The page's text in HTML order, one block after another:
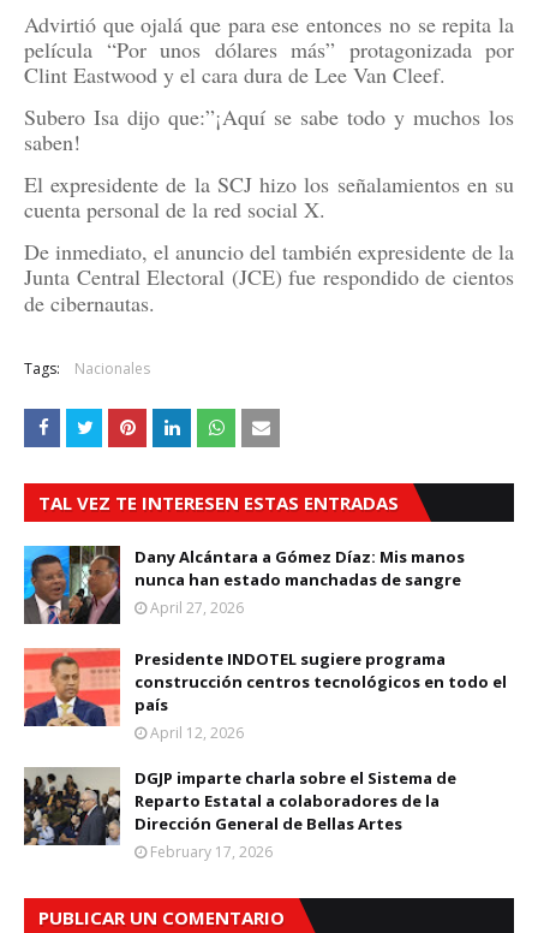
Advirtió que ojalá que para ese entonces no se repita la
película “Por unos dólares más” protagonizada por
Clint Eastwood y el cara dura de Lee Van Cleef.
Subero Isa dijo que:”¡Aquí se sabe todo y muchos los
saben!
El expresidente de la SCJ hizo los señalamientos en su
cuenta personal de la red social X.
De inmediato, el anuncio del también expresidente de la
Junta Central Electoral (JCE) fue respondido de cientos
de cibernautas.
Tags: Nacionales
TAL VEZ TE INTERESEN ESTAS ENTRADAS
Dany Alcántara a Gómez Díaz: Mis manos
nunca han estado manchadas de sangre
April 27, 2026
Presidente INDOTEL sugiere programa
construcción centros tecnológicos en todo el
país
April 12, 2026
DGJP imparte charla sobre el Sistema de
Reparto Estatal a colaboradores de la
Dirección General de Bellas Artes
February 17, 2026
PUBLICAR UN COMENTARIO